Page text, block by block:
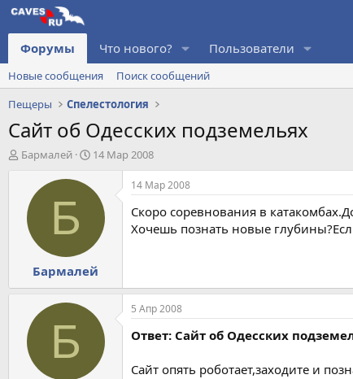
Форумы Что нового? Пользователи
Новые сообщения
Поиск сообщений
Пещеры
Спелестология
Сайт об Одесских подземельях
А
Бармалей
Д
а
ч
л
а
14 Мар 2008
Б
Бармалей
14 Мар 2008
Скоро соревнования в
Хочешь познать новые
Б
5 Апр 2008
Ответ: Сайт об Одесских
Сайт опять роботает,заходите и